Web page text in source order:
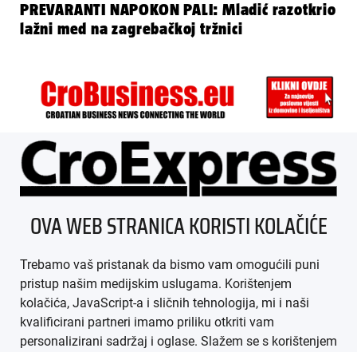
PREVARANTI NAPOKON PALI: Mladić razotkrio
lažni med na zagrebačkoj tržnici
ÜBER UNS
IMPRESSUM
AGB
DATENSCHUTZ
OVA WEB STRANICA KORISTI KOLAČIĆE
Trebamo vaš pristanak da bismo vam omogućili puni
pristup našim medijskim uslugama. Korištenjem
kolačića, JavaScript-a i sličnih tehnologija, mi i naši
kvalificirani partneri imamo priliku otkriti vam
personalizirani sadržaj i oglase. Slažem se s korištenjem